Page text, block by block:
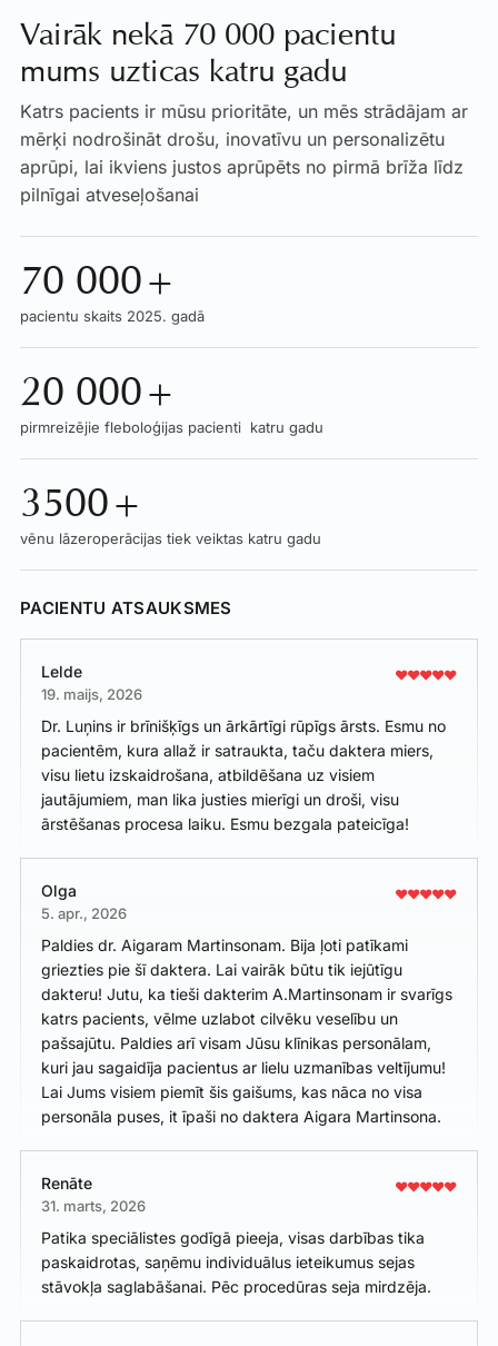
Vairāk nekā 70 000 pacientu
mums uzticas katru gadu
Katrs pacients ir mūsu prioritāte, un mēs strādājam ar
mērķi nodrošināt drošu, inovatīvu un personalizētu
aprūpi, lai ikviens justos aprūpēts no pirmā brīža līdz
pilnīgai atveseļošanai
70 000+
pacientu skaits 2025. gadā
20 000+
pirmreizējie fleboloģijas pacienti katru gadu
3500+
vēnu lāzeroperācijas tiek veiktas katru gadu
PACIENTU ATSAUKSMES
Lelde
19. maijs, 2026
Dr. Luņins ir brīnišķīgs un ārkārtīgi rūpīgs ārsts. Esmu no
pacientēm, kura allaž ir satraukta, taču daktera miers,
visu lietu izskaidrošana, atbildēšana uz visiem
jautājumiem, man lika justies mierīgi un droši, visu
ārstēšanas procesa laiku. Esmu bezgala pateicīga!
Olga
5. apr., 2026
Paldies dr. Aigaram Martinsonam. Bija ļoti patīkami
griezties pie šī daktera. Lai vairāk būtu tik iejūtīgu
dakteru! Jutu, ka tieši dakterim A.Martinsonam ir svarīgs
katrs pacients, vēlme uzlabot cilvēku veselību un
pašsajūtu. Paldies arī visam Jūsu klīnikas personālam,
kuri jau sagaidīja pacientus ar lielu uzmanības veltījumu!
Lai Jums visiem piemīt šis gaišums, kas nāca no visa
personāla puses, it īpaši no daktera Aigara Martinsona.
Renāte
31. marts, 2026
Patika speciālistes godīgā pieeja, visas darbības tika
paskaidrotas, saņēmu individuālus ieteikumus sejas
stāvokļa saglabāšanai. Pēc procedūras seja mirdzēja.